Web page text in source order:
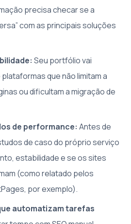
precisa checar se a
com as principais soluções
Seu portfólio vai
que não limitam a
ou dificultam a migração de
de performance: Antes de
de caso do próprio serviço
estabilidade e se os sites
(como relatado pelos
por exemplo).
automatizam tarefas